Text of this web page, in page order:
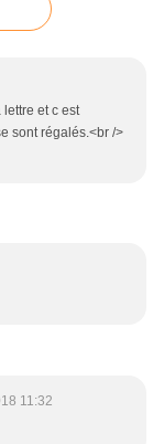
lettre et c est
sont régalés.<br />
11:32